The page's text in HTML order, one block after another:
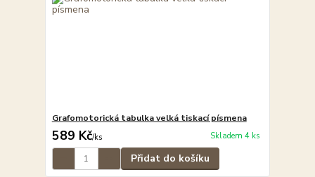
Grafomotorická tabulka velká tiskací písmena
589 Kč/ks Skladem 4 ks
Přidat do košíku